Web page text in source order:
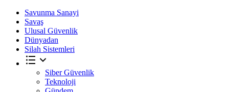
Savunma Sanayi
Savaş
Ulusal Güvenlik
Dünyadan
Silah Sistemleri
Siber Güvenlik
Teknoloji